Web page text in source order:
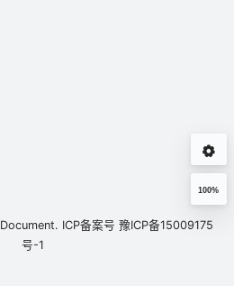
100%
Document. ICP备案号 豫ICP备15009175
号-1